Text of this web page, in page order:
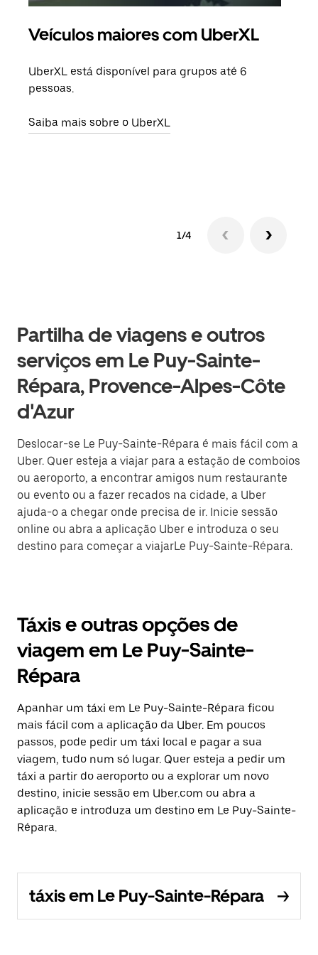
Veículos maiores com UberXL
UberXL está disponível para grupos até 6
pessoas.
Saiba mais sobre o UberXL
1/4
Partilha de viagens e outros
serviços em Le Puy-Sainte-
Répara, Provence-Alpes-Côte
d'Azur
Deslocar-se Le Puy-Sainte-Répara é mais fácil com a
Uber. Quer esteja a viajar para a estação de comboios
ou aeroporto, a encontrar amigos num restaurante
ou evento ou a fazer recados na cidade, a Uber
ajuda-o a chegar onde precisa de ir. Inicie sessão
online ou abra a aplicação Uber e introduza o seu
destino para começar a viajarLe Puy-Sainte-Répara.
Táxis e outras opções de
viagem em Le Puy-Sainte-
Répara
Apanhar um táxi em Le Puy-Sainte-Répara ficou
mais fácil com a aplicação da Uber. Em poucos
passos, pode pedir um táxi local e pagar a sua
viagem, tudo num só lugar. Quer esteja a pedir um
táxi a partir do aeroporto ou a explorar um novo
destino, inicie sessão em Uber.com ou abra a
aplicação e introduza um destino em Le Puy-Sainte-
Répara.
táxis em Le Puy-Sainte-Répara